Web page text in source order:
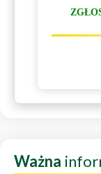
Ważna